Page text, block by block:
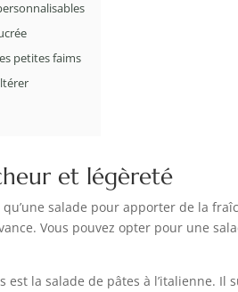
petites faims
et légèreté
salade pour apporter de la
Vous pouvez opter pour une
est la salade de pâtes à l’italienne. Il